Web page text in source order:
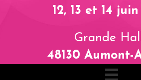
12, 13 et 14
Grande
48130 Aumont-